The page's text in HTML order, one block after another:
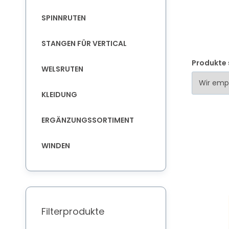
Produkte
SPINNRUTEN
STANGEN FÜR VERTICAL
WELSRUTEN
KLEIDUNG
ERGÄNZUNGSSORTIMENT
WINDEN
Filterprodukte